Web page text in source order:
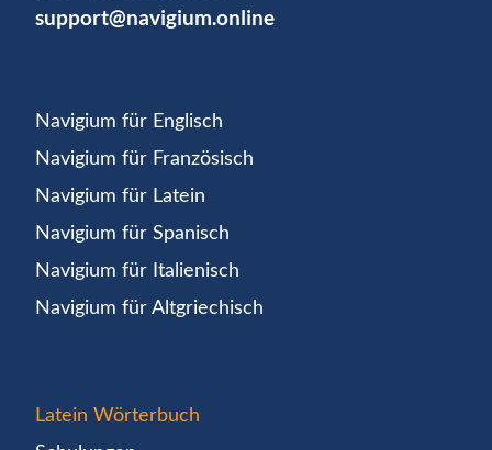
support@navigium.online
Navigium für Englisch
Navigium für Französisch
Navigium für Latein
Navigium für Spanisch
Navigium für Italienisch
Navigium für Altgriechisch
Latein Wörterbuch